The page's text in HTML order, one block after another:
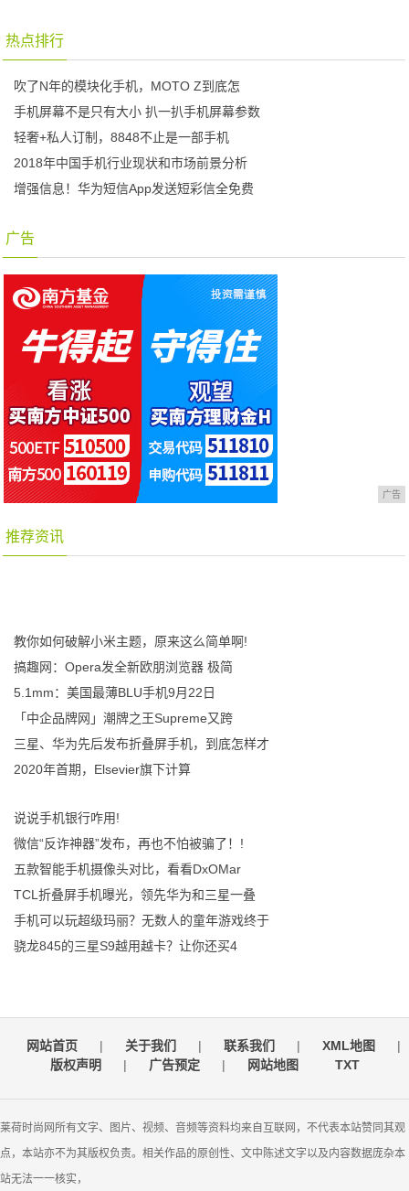
热点排行
吹了N年的模块化手机，MOTO Z到底怎
手机屏幕不是只有大小 扒一扒手机屏幕参数
轻奢+私人订制，8848不止是一部手机
2018年中国手机行业现状和市场前景分析
增强信息！华为短信App发送短彩信全免费
广告
广告
推荐资讯
教你如何破解小米主题，原来这么简单啊!
搞趣网：Opera发全新欧朋浏览器 极简
5.1mm：美国最薄BLU手机9月22日
「中企品牌网」潮牌之王Supreme又跨
三星、华为先后发布折叠屏手机，到底怎样才
2020年首期，Elsevier旗下计算
说说手机银行咋用!
微信“反诈神器”发布，再也不怕被骗了！!
五款智能手机摄像头对比，看看DxOMar
TCL折叠屏手机曝光，领先华为和三星一叠
手机可以玩超级玛丽？无数人的童年游戏终于
骁龙845的三星S9越用越卡？让你还买4
网站首页 | 关于我们 | 联系我们 | XML地图
|
版权声明
| 广告预定 | 网站地图 TXT
莱荷时尚网所有文字、图片、视频、音频等资料均来自互联网，不代表本站赞同其观
点，本站亦不为其版权负责。相关作品的原创性、文中陈述文字以及内容数据庞杂本
站无法一一核实，